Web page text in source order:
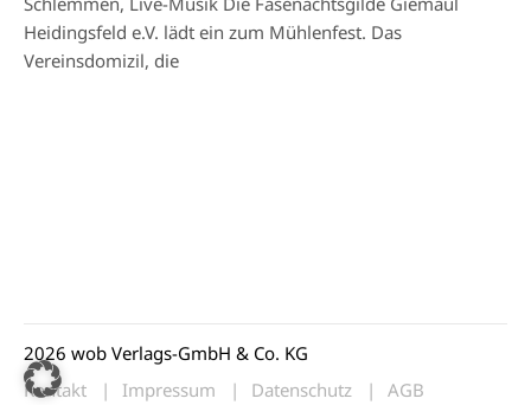
Heidingsfeld e.V. lädt ein zum Mühlenfest. Das
Vereinsdomizil, die
2026 wob Verlags-GmbH & Co. KG
Kontakt
Impressum Datenschutz AGB